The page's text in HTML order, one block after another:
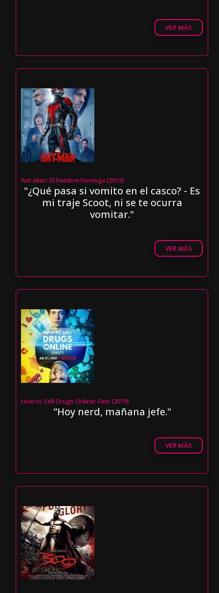
VER MÁS
Ant-Man: El hombre hormiga (2015)
"¿Qué pasa si vomito en el casco? - Es
mi traje Scoot, ni se te ocurra
vomitar."
VER MÁS
How to Sell Drugs Online: Fast (2019)
"Hoy nerd, mañana jefe."
VER MÁS